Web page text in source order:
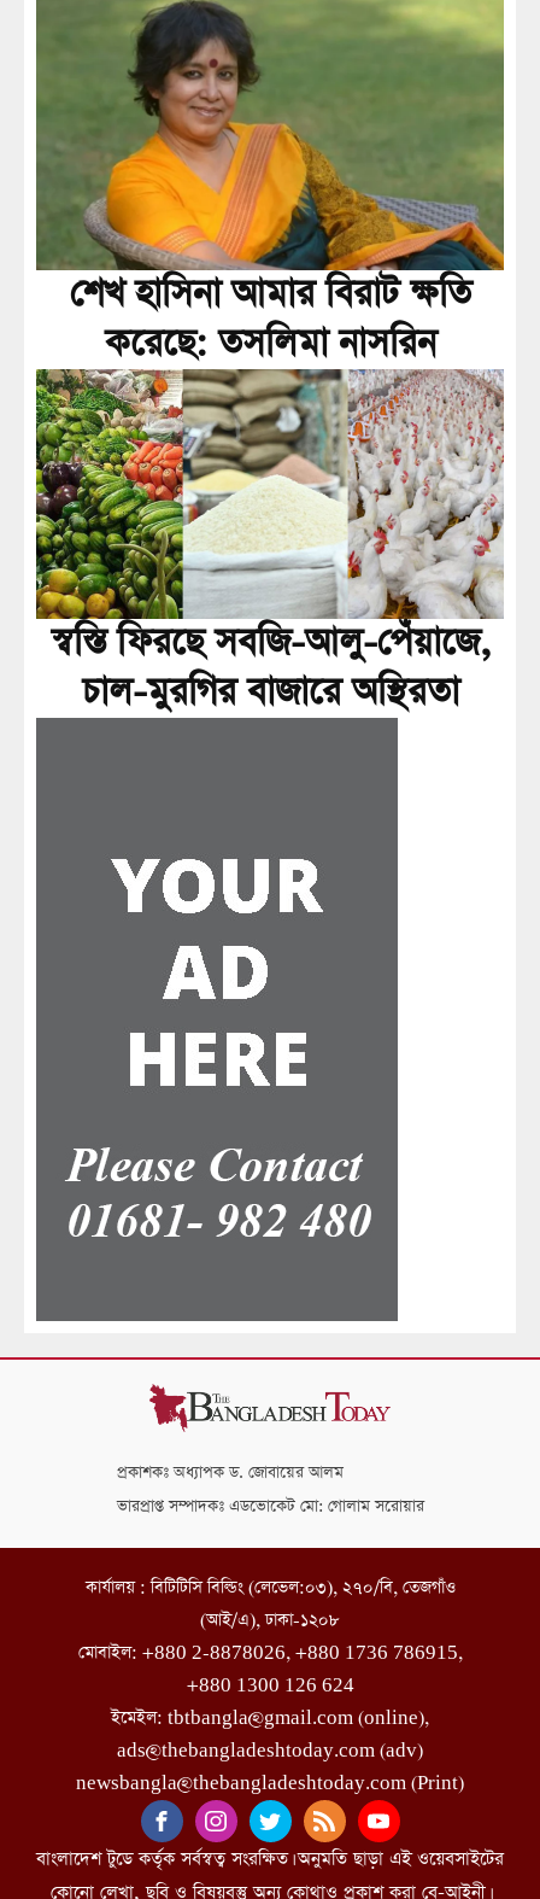
শেখ হাসিনা আমার বিরাট ক্ষতি
করেছে: তসলিমা নাসরিন
স্বস্তি ফিরছে সবজি-আলু-পেঁয়াজে,
চাল-মুরগির বাজারে অস্থিরতা
প্রকাশকঃ অধ্যাপক ড. জোবায়ের আলম
ভারপ্রাপ্ত সম্পাদকঃ এডভোকেট মো: গোলাম সরোয়ার
কার্যালয় : বিটিটিসি বিল্ডিং (লেভেল:০৩), ২৭০/বি, তেজগাঁও
(আই/এ), ঢাকা-১২০৮
মোবাইল: +880 2-8878026, +880 1736 786915,
+880 1300 126 624
ইমেইল: tbtbangla@gmail.com (online),
ads@thebangladeshtoday.com (adv)
newsbangla@thebangladeshtoday.com (Print)
বাংলাদেশ টুডে কর্তৃক সর্বস্বত্ব সংরক্ষিত। অনুমতি ছাড়া এই ওয়েবসাইটের
কোনো লেখা, ছবি ও বিষয়বস্তু অন্য কোথাও প্রকাশ করা বে-আইনী।